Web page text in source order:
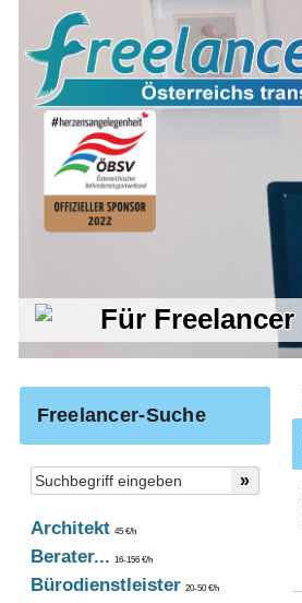
Für Freelancer
Freelancer-Suche
Architekt45 €/h
Berater... 16-156 €/h
Bürodienstleister 20-50 €/h